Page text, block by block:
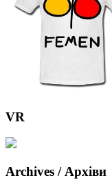
VR
Archives / Архіви